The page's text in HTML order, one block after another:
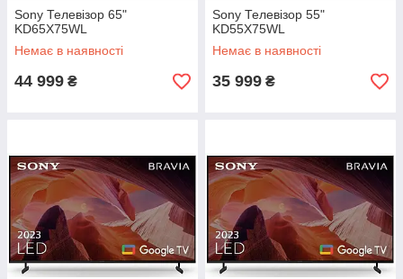
Sony Телевізор 65"
KD65X75WL
Немає в наявності
44 999 ₴
Sony Телевізор 55"
KD55X75WL
Немає в наявності
35 999 ₴